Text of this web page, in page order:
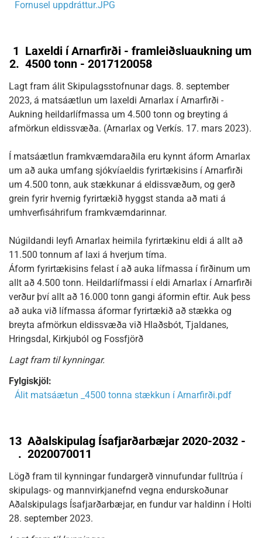
Fornusel uppdráttur.JPG
1
2.
Laxeldi í Arnarfirði - framleiðsluaukning um
4500 tonn - 2017120058
Lagt fram álit Skipulagsstofnunar dags. 8. september
2023, á matsáætlun um laxeldi Arnarlax í Arnarfirði -
Aukning heildarlífmassa um 4.500 tonn og breyting á
afmörkun eldissvæða. (Arnarlax og Verkís. 17. mars 2023).
Í matsáætlun framkvæmdaraðila eru kynnt áform Arnarlax
um að auka umfang sjókvíaeldis fyrirtækisins í Arnarfirði
um 4.500 tonn, auk stækkunar á eldissvæðum, og gerð
grein fyrir hvernig fyrirtækið hyggst standa að mati á
umhverfisáhrifum framkvæmdarinnar.
Núgildandi leyfi Arnarlax heimila fyrirtækinu eldi á allt að
11.500 tonnum af laxi á hverjum tíma.
Áform fyrirtækisins felast í að auka lífmassa í firðinum um
allt að 4.500 tonn. Heildarlífmassi í eldi Arnarlax í Arnarfirði
verður því allt að 16.000 tonn gangi áformin eftir. Auk þess
að auka við lífmassa áformar fyrirtækið að stækka og
breyta afmörkun eldissvæða við Hlaðsbót, Tjaldanes,
Hringsdal, Kirkjuból og Fossfjörð
Lagt fram til kynningar.
Fylgiskjöl:
Álit matsáætun _4500 tonna stækkun í Arnarfirði.pdf
13
.
Aðalskipulag Ísafjarðarbæjar 2020-2032 -
2020070011
Lögð fram til kynningar fundargerð vinnufundar fulltrúa í
skipulags- og mannvirkjanefnd vegna endurskoðunar
Aðalskipulags Ísafjarðarbæjar, en fundur var haldinn í Holti
28. september 2023.